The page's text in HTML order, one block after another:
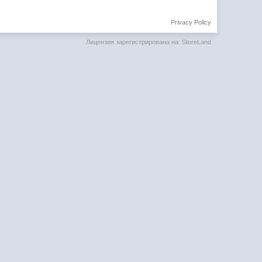
Privacy Policy
Лицензия зарегистрирована на: StoreLand